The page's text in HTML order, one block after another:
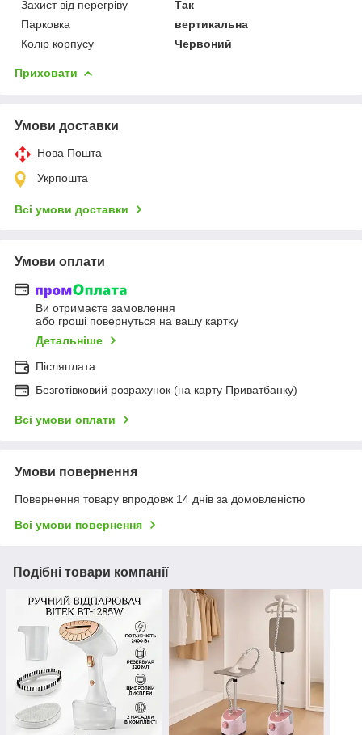
Захист від перегріву
Так
Парковка
вертикальна
Колір корпусу
Червоний
Приховати
Умови доставки
Нова Пошта
Укрпошта
Всі умови доставки
Умови оплати
Ви отримаєте замовлення
або гроші повернуться на вашу картку
Детальніше
Післяплата
Безготівковий розрахунок (на карту Приватбанку)
Всі умови оплати
Умови повернення
Повернення товару впродовж 14 днів за домовленістю
Всі умови повернення
Подібні товари компанії